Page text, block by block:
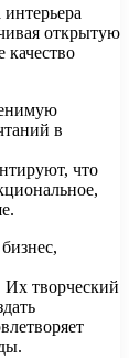
открытую
качество
в
что
Их творческий